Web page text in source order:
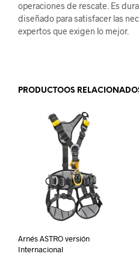
operaciones de rescate. Es
diseñado para satisfacer las
expertos que exigen lo mejor.
PRODUCTOOS
Arnés ASTRO versión
Internacional